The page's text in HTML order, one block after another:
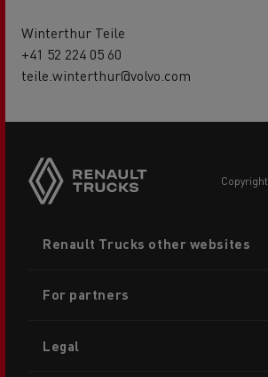
Winterthur Teile
+41 52 224 05 60
teile.winterthur@volvo.com
menu
Renault Trucks other websites
For partners
Legal